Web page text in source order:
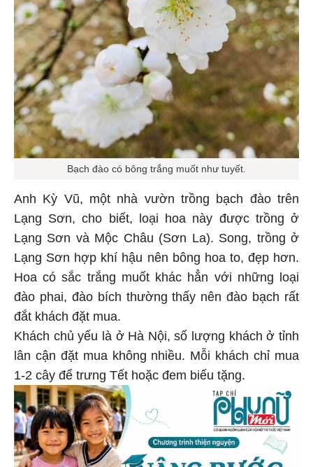
Bạch đào có bông trắng muốt như tuyết.
Anh Kỳ Vũ, một nhà vườn trồng bạch đào trên
Lạng Sơn, cho biết, loại hoa này được trồng ở
Lạng Sơn và Mộc Châu (Sơn La). Song, trồng ở
Lạng Sơn hợp khí hậu nên bông hoa to, đẹp hơn.
Hoa có sắc trắng muốt khác hẳn với những loại
đào phai, đào bích thường thấy nên đào bạch rất
đắt khách đặt mua.
Khách chủ yếu là ở Hà Nội, số lượng khách ở tỉnh
lân cận đặt mua không nhiều. Mỗi khách chỉ mua
1-2 cây để trưng Tết hoặc đem biếu tặng.